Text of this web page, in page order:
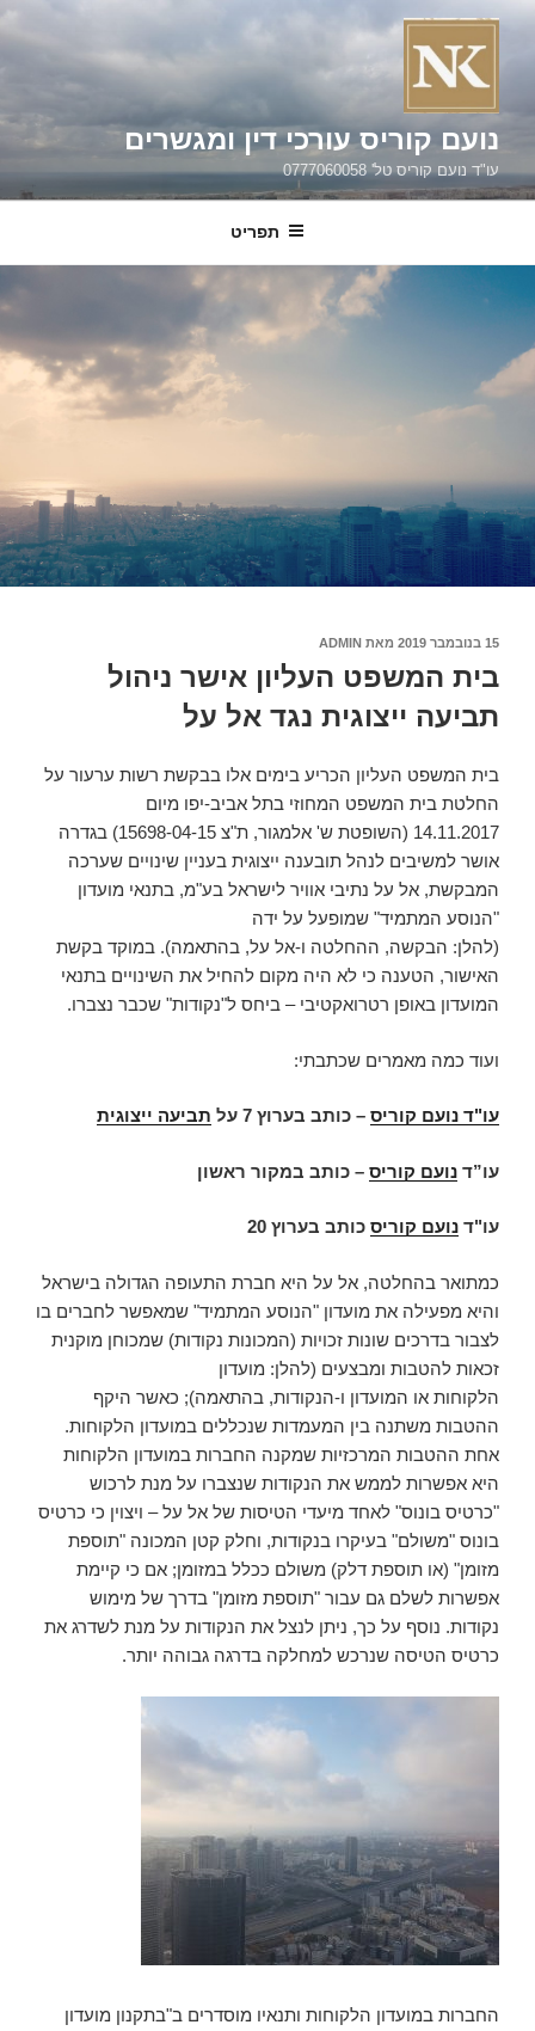
דילוג
נועם קוריס עורכי דין ומגשרים
עו"ד נועם קוריס טל' 0777060058
תפריט
פורסם
15 בנובמבר 2019 מאת ADMIN
בית המשפט העליון אישר ניהול
תביעה ייצוגית נגד אל על
בית המשפט העליון הכריע בימים אלו בבקשת רשות ערעור על
החלטת בית המשפט המחוזי בתל אביב-יפו מיום
14.11.2017 (השופטת ש' אלמגור, ת"צ 15698-04-15) בגדרה
אושר למשיבים לנהל תובענה ייצוגית בעניין שינויים שערכה
המבקשת, אל על נתיבי אוויר לישראל בע"מ, בתנאי מועדון
"הנוסע המתמיד" שמופעל על ידה
(להלן: הבקשה, ההחלטה ו-אל על, בהתאמה). במוקד בקשת
האישור, הטענה כי לא היה מקום להחיל את השינויים בתנאי
המועדון באופן רטרואקטיבי – ביחס ל"נקודות" שכבר נצברו.
ועוד כמה מאמרים שכתבתי:
עו"ד נועם קוריס – כותב בערוץ 7 על תביעה ייצוגית
עו”ד נועם קוריס – כותב במקור ראשון
עו"ד נועם קוריס כותב בערוץ 20
כמתואר בהחלטה, אל על היא חברת התעופה הגדולה בישראל
והיא מפעילה את מועדון "הנוסע המתמיד" שמאפשר לחברים בו
לצבור בדרכים שונות זכויות (המכונות נקודות) שמכוחן מוקנית
זכאות להטבות ומבצעים (להלן: מועדון
הלקוחות או המועדון ו-הנקודות, בהתאמה); כאשר היקף
ההטבות משתנה בין המעמדות שנכללים במועדון הלקוחות.
אחת ההטבות המרכזיות שמקנה החברות במועדון הלקוחות
היא אפשרות לממש את הנקודות שנצברו על מנת לרכוש
"כרטיס בונוס" לאחד מיעדי הטיסות של אל על – ויצוין כי כרטיס
בונוס "משולם" בעיקרו בנקודות, וחלק קטן המכונה "תוספת
מזומן" (או תוספת דלק) משולם ככלל במזומן; אם כי קיימת
אפשרות לשלם גם עבור "תוספת מזומן" בדרך של מימוש
נקודות. נוסף על כך, ניתן לנצל את הנקודות על מנת לשדרג את
כרטיס הטיסה שנרכש למחלקה בדרגה גבוהה יותר.
החברות במועדון הלקוחות ותנאיו מוסדרים ב"בתקנון מועדון